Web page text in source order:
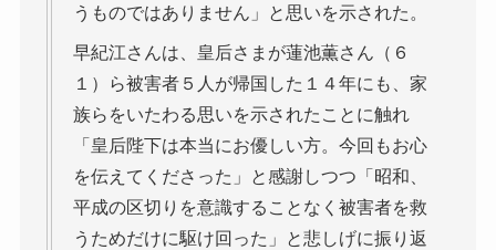
うものではありません」と思いを示された。
早紀江さんは、皇后さまが蓮池薫さん（６
１）ら被害者５人が帰国した１４年にも、家
族らをいたわる思いを示されたことに触れ
「皇后陛下は本当にお優しい方。今回もお心
を伝えてくださった」と感謝しつつ「昭和、
平成の区切りを意識することなく被害者を救
うためだけに駆け回った」と悲しげに振り返